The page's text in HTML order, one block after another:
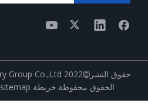
حقوق النشر 
الحقوق محفوظة.خريطة sitemap